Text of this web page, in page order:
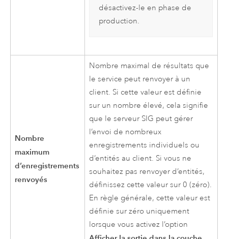
désactivez-le en phase de
production.
Nombre
maximum
d’enregistrements
renvoyés
Nombre maximal de résultats que
le service peut renvoyer à un
client. Si cette valeur est définie
sur un nombre élevé, cela signifie
que le serveur SIG peut gérer
l’envoi de nombreux
enregistrements individuels ou
d’entités au client. Si vous ne
souhaitez pas renvoyer d’entités,
définissez cette valeur sur 0 (zéro).
En règle générale, cette valeur est
définie sur zéro uniquement
lorsque vous activez l’option